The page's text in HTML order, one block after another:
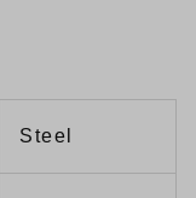
Steel